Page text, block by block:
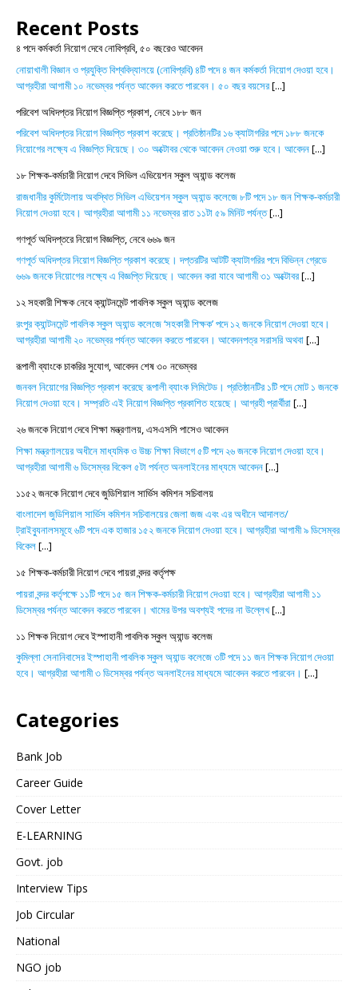
Recent Posts
৪ পদে কর্মকর্তা নিয়োগ দেবে নোবিপ্রবি, ৫০ বছরেও আবেদন
নোয়াখালী বিজ্ঞান ও প্রযুক্তি বিশ্ববিদ্যালয়ে (নোবিপ্রবি) ৪টি পদে ৪ জন কর্মকর্তা নিয়োগ দেওয়া হবে।
আগ্রহীরা আগামী ১০ নভেম্বর পর্যন্ত আবেদন করতে পারবেন। ৫০ বছর বয়সের[...]
পরিবেশ অধিদপ্তর নিয়োগ বিজ্ঞপ্তি প্রকাশ, নেবে ১৮৮ জন
পরিবেশ অধিদপ্তর নিয়োগ বিজ্ঞপ্তি প্রকাশ করেছে। প্রতিষ্ঠানটির ১৬ ক্যাটাগরির পদে ১৮৮ জনকে
নিয়োগের লক্ষ্যে এ বিজ্ঞপ্তি দিয়েছে। ৩০ অক্টোবর থেকে আবেদন নেওয়া শুরু হবে। আবেদন[...]
১৮ শিক্ষক-কর্মচারী নিয়োগ দেবে সিভিল এভিয়েশন স্কুল অ্যান্ড কলেজ
রাজধানীর কুর্মিটোলায় অবস্থিত সিভিল এভিয়েশন স্কুল অ্যান্ড কলেজে ৮টি পদে ১৮ জন শিক্ষক-কর্মচারী
নিয়োগ দেওয়া হবে। আগ্রহীরা আগামী ১১ নভেম্বর রাত ১১টা ৫৯ মিনিট পর্যন্ত[...]
গণপূর্ত অধিদপ্তরে নিয়োগ বিজ্ঞপ্তি, নেবে ৬৬৯ জন
গণপূর্ত অধিদপ্তর নিয়োগ বিজ্ঞপ্তি প্রকাশ করেছে। দপ্তরটির আটটি ক্যাটাগরির পদে বিভিন্ন গ্রেডে
৬৬৯ জনকে নিয়োগের লক্ষ্যে এ বিজ্ঞপ্তি দিয়েছে। আবেদন করা যাবে আগামী ৩১ অক্টোবর[...]
১২ সহকারী শিক্ষক নেবে ক্যান্টনমেন্ট পাবলিক স্কুল অ্যান্ড কলেজ
রংপুর ক্যান্টনমেন্ট পাবলিক স্কুল অ্যান্ড কলেজে ‘সহকারী শিক্ষক’ পদে ১২ জনকে নিয়োগ দেওয়া হবে।
আগ্রহীরা আগামী ২০ নভেম্বর পর্যন্ত আবেদন করতে পারবেন। আবেদনপত্র সরাসরি অথবা[...]
রূপালী ব্যাংকে চাকরির সুযোগ, আবেদন শেষ ৩০ নভেম্বর
জনবল নিয়োগের বিজ্ঞপ্তি প্রকাশ করেছে রূপালী ব্যাংক লিমিটেড। প্রতিষ্ঠানটির ১টি পদে মোট ১ জনকে
নিয়োগ দেওয়া হবে। সম্প্রতি এই নিয়োগ বিজ্ঞপ্তি প্রকাশিত হয়েছে। আগ্রহী প্রার্থীরা[...]
২৬ জনকে নিয়োগ দেবে শিক্ষা মন্ত্রণালয়, এসএসসি পাসেও আবেদন
শিক্ষা মন্ত্রণালয়ের অধীনে মাধ্যমিক ও উচ্চ শিক্ষা বিভাগে ৫টি পদে ২৬ জনকে নিয়োগ দেওয়া হবে।
আগ্রহীরা আগামী ৬ ডিসেম্বর বিকেল ৫টা পর্যন্ত অনলাইনের মাধ্যমে আবেদন[...]
১১৫২ জনকে নিয়োগ দেবে জুডিশিয়াল সার্ভিস কমিশন সচিবালয়
বাংলাদেশ জুডিশিয়াল সার্ভিস কমিশন সচিবালয়ের জেলা জজ এবং এর অধীনে আদালত/
ট্রাইব্যুনালসমূহে ৬টি পদে এক হাজার ১৫২ জনকে নিয়োগ দেওয়া হবে। আগ্রহীরা আগামী ৯ ডিসেম্বর
বিকেল[...]
১৫ শিক্ষক-কর্মচারী নিয়োগ দেবে পায়রা বন্দর কর্তৃপক্ষ
পায়রা বন্দর কর্তৃপক্ষে ১১টি পদে ১৫ জন শিক্ষক-কর্মচারী নিয়োগ দেওয়া হবে। আগ্রহীরা আগামী ১১
ডিসেম্বর পর্যন্ত আবেদন করতে পারবেন। খামের উপর অবশ্যই পদের না উল্লেখ[...]
১১ শিক্ষক নিয়োগ দেবে ইস্পাহানী পাবলিক স্কুল অ্যান্ড কলেজ
কুমিল্লা সেনানিবাসের ইস্পাহানী পাবলিক স্কুল অ্যান্ড কলেজে ৩টি পদে ১১ জন শিক্ষক নিয়োগ দেওয়া
হবে। আগ্রহীরা আগামী ৩ ডিসেম্বর পর্যন্ত অনলাইনের মাধ্যমে আবেদন করতে পারবেন। [...]
Categories
Bank Job
Career Guide
Cover Letter
E-LEARNING
Govt. job
Interview Tips
Job Circular
National
NGO job